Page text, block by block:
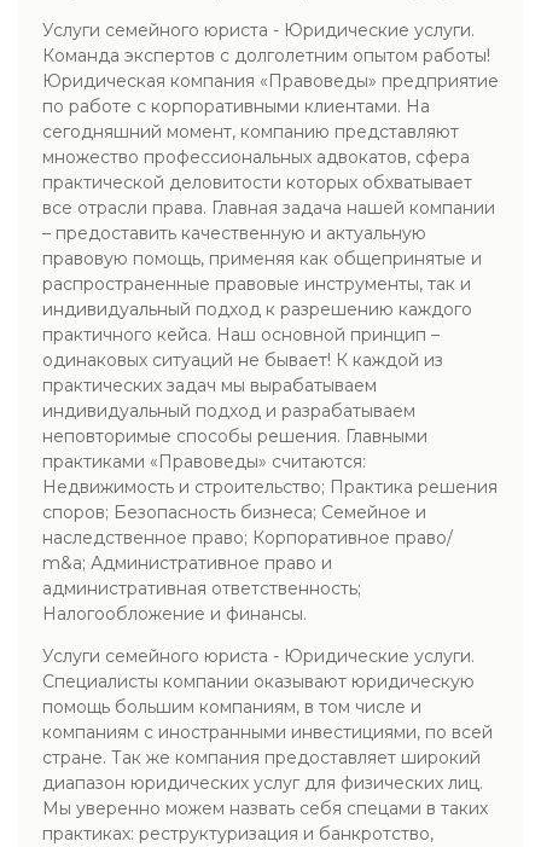
Услуги семейного юриста - Юридические услуги.
Команда экспертов с долголетним опытом работы!
Юридическая компания «Правоведы» предприятие
по работе с корпоративными клиентами. На
сегодняшний момент, компанию представляют
множество профессиональных адвокатов, сфера
практической деловитости которых обхватывает
все отрасли права. Главная задача нашей компании
– предоставить качественную и актуальную
правовую помощь, применяя как общепринятые и
распространенные правовые инструменты, так и
индивидуальный подход к разрешению каждого
практичного кейса. Наш основной принцип –
одинаковых ситуаций не бывает! К каждой из
практических задач мы вырабатываем
индивидуальный подход и разрабатываем
неповторимые способы решения. Главными
практиками «Правоведы» считаются:
Недвижимость и строительство; Практика решения
споров; Безопасность бизнеса; Семейное и
наследственное право; Корпоративное право/
m&a; Административное право и
административная ответственность;
Налогообложение и финансы.
Услуги семейного юриста - Юридические услуги.
Специалисты компании оказывают юридическую
помощь большим компаниям, в том числе и
компаниям с иностранными инвестициями, по всей
стране. Так же компания предоставляет широкий
диапазон юридических услуг для физических лиц.
Мы уверенно можем назвать себя спецами в таких
практиках: реструктуризация и банкротство,